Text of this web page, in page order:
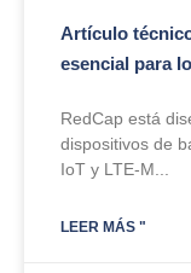
Artículo
esencial para
RedCap está
dispositivos de
IoT y LTE-M...
LEER MÁS "